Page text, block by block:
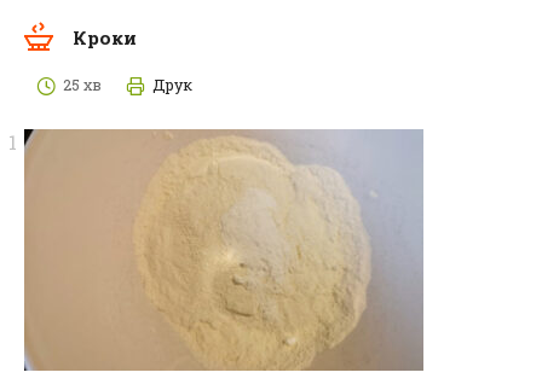
Кроки
25 хв Друк